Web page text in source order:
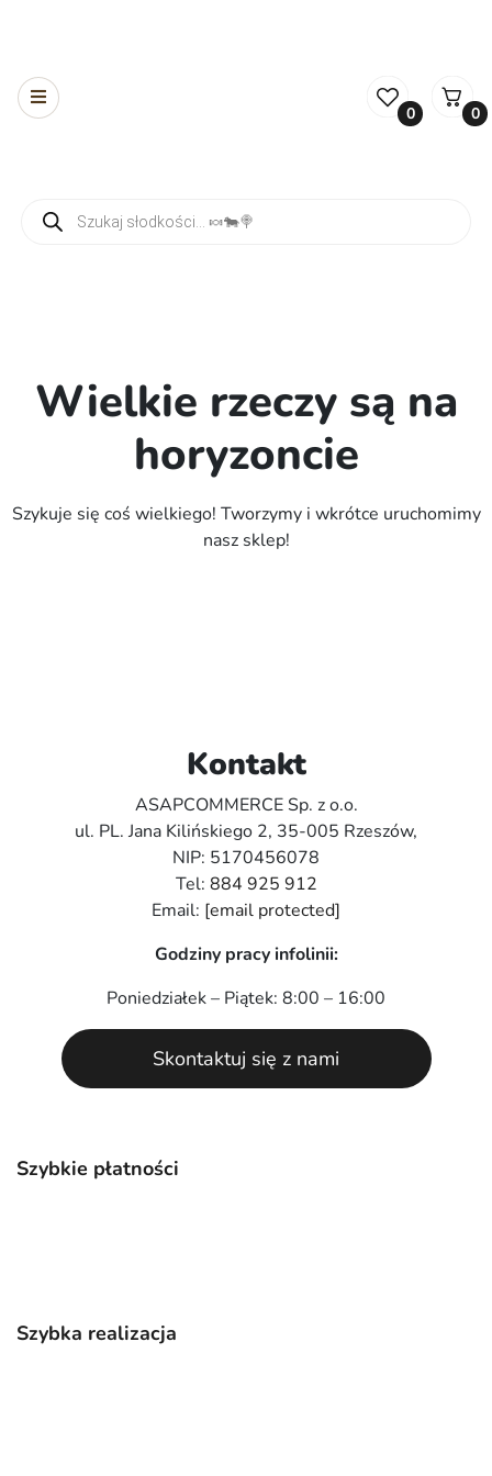
0 0
Wielkie rzeczy są na
horyzoncie
Szykuje się coś wielkiego! Tworzymy i wkrótce uruchomimy
nasz sklep!
Szybkie płatności
Szybka realizacja
Kontakt
ASAPCOMMERCE Sp. z o.o.
ul. PL. Jana Kilińskiego 2, 35-005 Rzeszów,
NIP: 5170456078
Tel: 884 925 912
Email: [email protected]
Godziny pracy infolinii:
Poniedziałek – Piątek: 8:00 – 16:00
Skontaktuj się z nami